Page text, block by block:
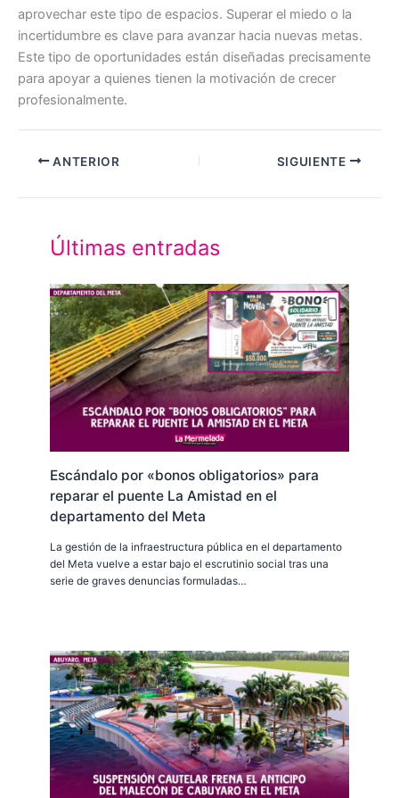
aprovechar este tipo de espacios. Superar el miedo o la
incertidumbre es clave para avanzar hacia nuevas metas.
Este tipo de oportunidades están diseñadas precisamente
para apoyar a quienes tienen la motivación de crecer
profesionalmente.
ANTERIOR SIGUIENTE
Últimas entradas
Escándalo por «bonos obligatorios» para
reparar el puente La Amistad en el
departamento del Meta
La gestión de la infraestructura pública en el departamento
del Meta vuelve a estar bajo el escrutinio social tras una
serie de graves denuncias formuladas…